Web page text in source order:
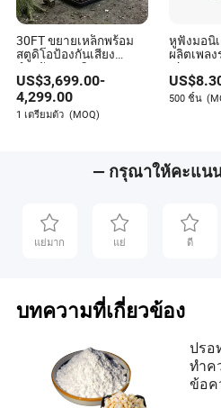
30FT ขยายเหล็กพร้อม
สตูดิโอป้องกันเสียง
สำหรับการผลิตเพลงระยะ
ไกล บ้านคอนเทนเนอร์
ขยาย
US$3,699.00-
4,299.00
1 เตรียมตัว (MOQ)
หูฟังมอนิ
ผลิตเพล
Dhg60
สำหรับกา
US$
500 ชิ้น
— กรุณาให้คะแน
แย่มาก แย่ ดี
บทความที่เกี่ยวข้อง
ปรอ
ทำค
ข้อค